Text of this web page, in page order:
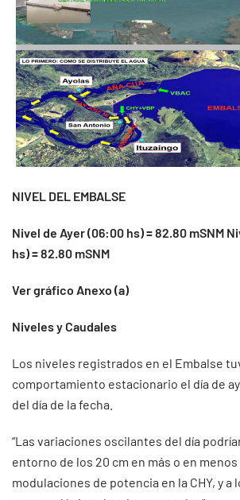
NIVEL DEL EMBALSE
Nivel de Ayer (06:00 hs) = 82.80 mSNM
hs) = 82.80 mSNM
Ver gráfico Anexo (a)
Niveles y Caudales
Los niveles registrados en el Embalse
comportamiento estacionario el día de
del día de la fecha.
“Las variaciones oscilantes del día
entorno de los 20 cm en más o en
modulaciones de potencia en la CHY, y a